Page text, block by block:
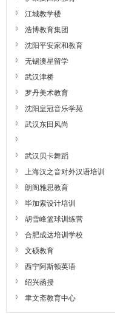
江城教学楼
浩博教育集团
沈阳平安家和教育
无锡澳星留学
武汉津桥
罗丹美术教育
沈阳皇冠音乐学苑
武汉东田风尚
武汉贝卡舞蹈
上海汉之音对外汉语培训
朗阁雅思教育
毕加索设计培训
胡雪峰篮球训练营
合肥成达培训学校
文硕教育
西宁阿斯顿英语
绍兴函授
聿文斋教育中心